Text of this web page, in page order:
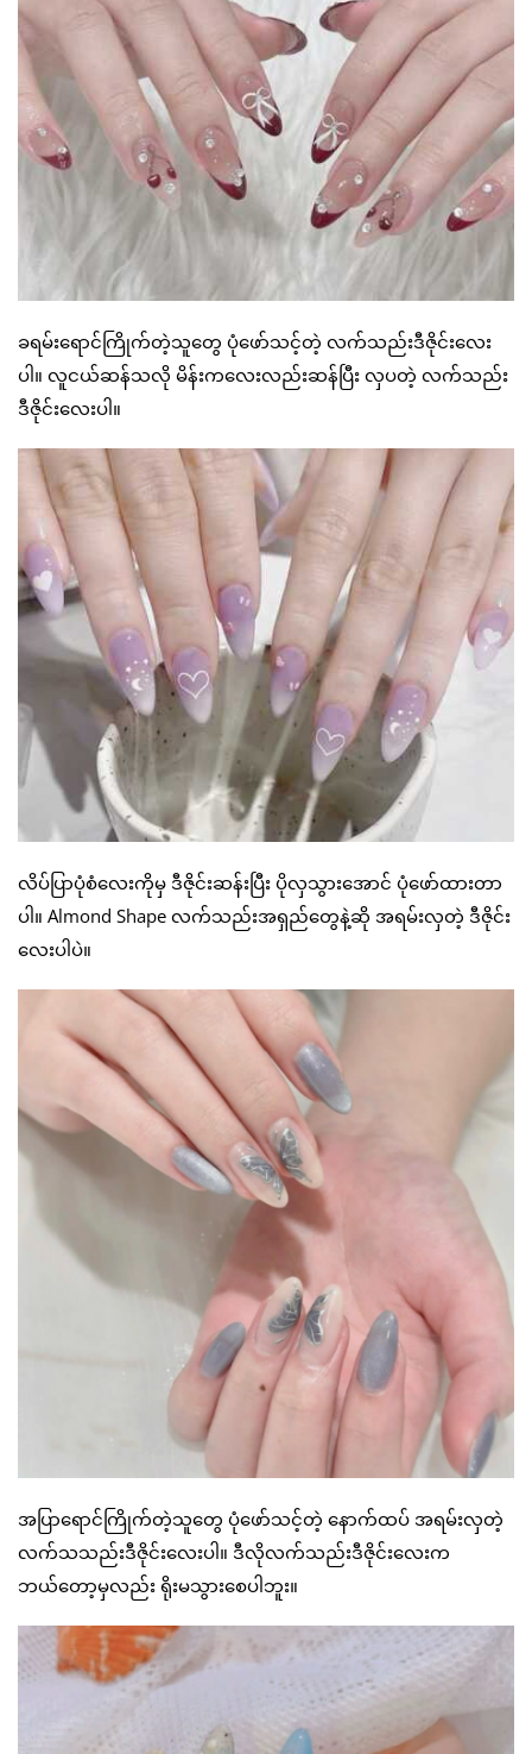
ခရမ်းရောင်ကြိုက်တဲ့သူတွေ ပုံဖော်သင့်တဲ့ လက်သည်းဒီဇိုင်းလေး
ပါ။ လူငယ်ဆန်သလို မိန်းကလေးလည်းဆန်ပြီး လှပတဲ့ လက်သည်း
ဒီဇိုင်းလေးပါ။
လိပ်ပြာပုံစံလေးကိုမှ ဒီဇိုင်းဆန်းပြီး ပိုလှသွားအောင် ပုံဖော်ထားတာ
ပါ။ Almond Shape လက်သည်းအရှည်တွေနဲ့ဆို အရမ်းလှတဲ့ ဒီဇိုင်း
လေးပါပဲ။
အပြာရောင်ကြိုက်တဲ့သူတွေ ပုံဖော်သင့်တဲ့ နောက်ထပ် အရမ်းလှတဲ့
လက်သသည်းဒီဇိုင်းလေးပါ။ ဒီလိုလက်သည်းဒီဇိုင်းလေးက
ဘယ်တော့မှလည်း ရိုးမသွားစေပါဘူး။